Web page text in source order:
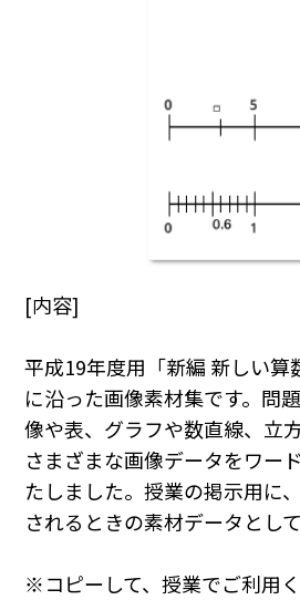
[内容]
平成19年度用「新編 新しい算
に沿った画像素材集です。問
像や表、グラフや数直線、立
さまざまな画像データをワー
たしました。授業の掲示用に
されるときの素材データとし
※コピーして、授業でご利用く